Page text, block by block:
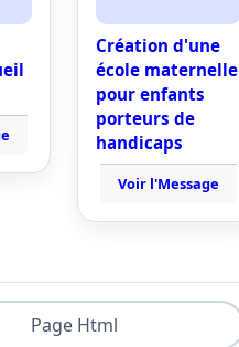
Création d'une
école maternelle
pour enfants
porteurs de
handicaps
Voir l'Message
Page Html